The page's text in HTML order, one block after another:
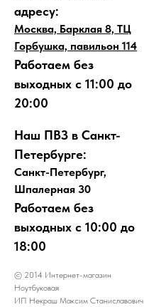
адресу:
Москва, Барклая 8, ТЦ
Горбушка, павильон 114
Работаем без
выходных с 11:00 до
20:00
Наш ПВЗ в Санкт-
Петербурге:
Санкт-Петербург,
Шпалерная 30
Работаем без
выходных с 10:00 до
18:00
© 2014 Интернет-магазин
Ноутбуковая
ИП Некраш Максим Станиславович